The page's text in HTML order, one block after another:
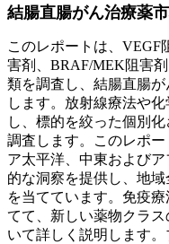
結腸直腸がん治療薬
このレポートは、VEGF
害剤、BRAF/MEK阻害
類を調査し、結腸直腸
します。放射線療法や
し、標的を絞った個別
調査します。このレポ
ア太平洋、中東および
的な洞察を提供し、地
を当てています。免疫
てて、新しい薬物クラ
いて詳しく説明します